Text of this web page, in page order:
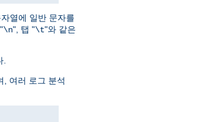
열에 일반 문자를
\n", 탭 "\t"와 같은
, 여러 로그 분석